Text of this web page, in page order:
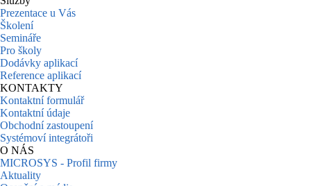
Prezentace u Vás
Školení
Semináře
Pro školy
Dodávky aplikací
Reference aplikací
KONTAKTY
Kontaktní formulář
Kontaktní údaje
Obchodní zastoupení
Systémoví integrátoři
O NÁS
MICROSYS - Profil firmy
Aktuality